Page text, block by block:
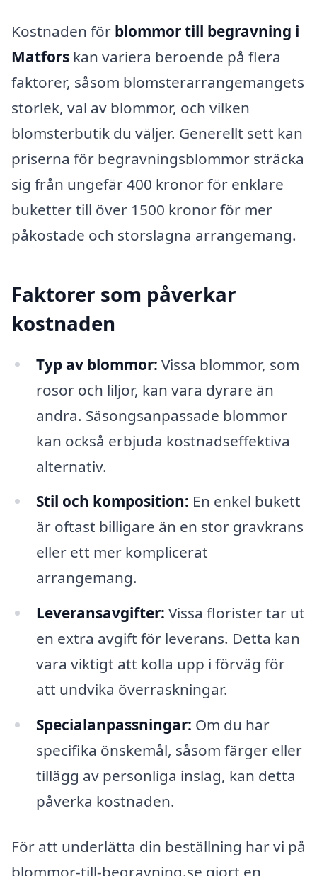
Kostnaden för blommor till begravning i
Matfors kan variera beroende på flera
faktorer, såsom blomsterarrangemangets
storlek, val av blommor, och vilken
blomsterbutik du väljer. Generellt sett kan
priserna för begravningsblommor sträcka
sig från ungefär 400 kronor för enklare
buketter till över 1500 kronor för mer
påkostade och storslagna arrangemang.
Faktorer som påverkar
kostnaden
Typ av blommor: Vissa blommor, som
rosor och liljor, kan vara dyrare än
andra. Säsongsanpassade blommor
kan också erbjuda kostnadseffektiva
alternativ.
Stil och komposition: En enkel bukett
är oftast billigare än en stor gravkrans
eller ett mer komplicerat
arrangemang.
Leveransavgifter: Vissa florister tar ut
en extra avgift för leverans. Detta kan
vara viktigt att kolla upp i förväg för
att undvika överraskningar.
Specialanpassningar: Om du har
specifika önskemål, såsom färger eller
tillägg av personliga inslag, kan detta
påverka kostnaden.
För att underlätta din beställning har vi på
blommor-till-begravning.se gjort en